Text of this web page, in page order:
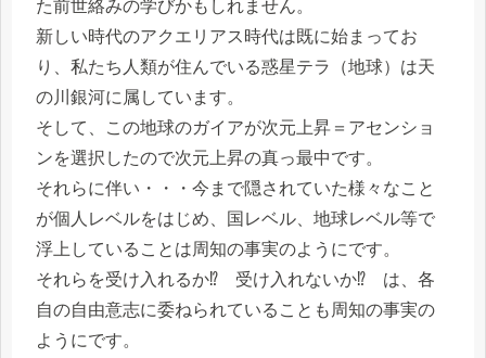
た前世絡みの学びかもしれません。
新しい時代のアクエリアス時代は既に始まってお
り、私たち人類が住んでいる惑星テラ（地球）は天
の川銀河に属しています。
そして、この地球のガイアが次元上昇＝アセンショ
ンを選択したので次元上昇の真っ最中です。
それらに伴い・・・今まで隠されていた様々なこと
が個人レベルをはじめ、国レベル、地球レベル等で
浮上していることは周知の事実のようにです。
それらを受け入れるか⁉ 受け入れないか⁉ は、各
自の自由意志に委ねられていることも周知の事実の
ようにです。